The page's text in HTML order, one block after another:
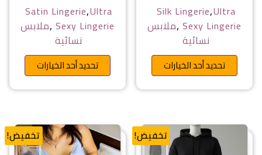
Silk Lingerie,Ultra
Sexy Lingerie
,ملابس
نسائية
تحديد أحد الخيارات هناك العديد من الأشكال
Satin Lingerie,Ultra
Sexy Lingerie
,ملابس
نسائية
تحديد أحد الخيارات
تخفيض! تخفيض!